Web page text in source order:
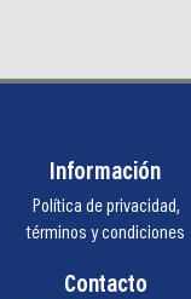
Información
Política de privacidad,
términos y condiciones
Contacto